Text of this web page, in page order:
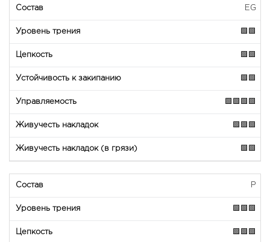
EG
🟩🟩
🟩🟩
🟩🟩
🟩🟩🟩🟩
🟩🟩🟩
🟩🟩
P
🟩🟩🟩
🟩🟩🟩